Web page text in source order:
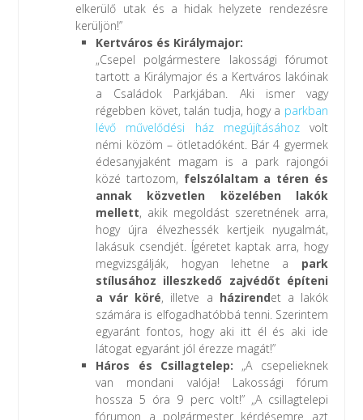
elkerülő utak és a hidak helyzete rendezésre
kerüljön!”
Kertváros és Királymajor:
„Csepel polgármestere lakossági fórumot
tartott a Királymajor és a Kertváros lakóinak
a Családok Parkjában. Aki ismer vagy
régebben követ, talán tudja, hogy a parkban
lévő művelődési ház megújításáhozvolt
némi közöm – ötletadóként. Bár 4 gyermek
édesanyjaként magam is a park rajongói
közé tartozom, felszólaltam a téren és
annak közvetlen közelében lakók
mellett, akik megoldást szeretnének arra,
hogy újra élvezhessék kertjeik nyugalmát,
lakásuk csendjét. Ígéretet kaptak arra, hogy
megvizsgálják, hogyan lehetne a park
stílusához illeszkedő zajvédőt építeni
a vár köré, illetve a házirendet a lakók
számára is elfogadhatóbbá tenni. Szerintem
egyaránt fontos, hogy aki itt él és aki ide
látogat egyaránt jól érezze magát!”
Háros és Csillagtelep: „A csepelieknek
van mondani valója! Lakossági fórum
hossza 5 óra 9 perc volt!” „A csillagtelepi
fórumon a polgármester kérdésemre azt